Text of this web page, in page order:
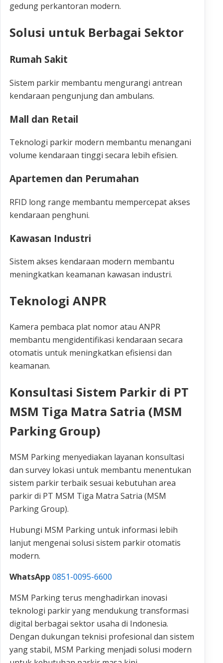
gedung perkantoran modern.
Solusi untuk Berbagai Sektor
Rumah Sakit
Sistem parkir membantu mengurangi antrean
kendaraan pengunjung dan ambulans.
Mall dan Retail
Teknologi parkir modern membantu menangani
volume kendaraan tinggi secara lebih efisien.
Apartemen dan Perumahan
RFID long range membantu mempercepat akses
kendaraan penghuni.
Kawasan Industri
Sistem akses kendaraan modern membantu
meningkatkan keamanan kawasan industri.
Teknologi ANPR
Kamera pembaca plat nomor atau ANPR
membantu mengidentifikasi kendaraan secara
otomatis untuk meningkatkan efisiensi dan
keamanan.
Konsultasi Sistem Parkir di PT
MSM Tiga Matra Satria (MSM
Parking Group)
MSM Parking menyediakan layanan konsultasi
dan survey lokasi untuk membantu menentukan
sistem parkir terbaik sesuai kebutuhan area
parkir di PT MSM Tiga Matra Satria (MSM
Parking Group).
Hubungi MSM Parking untuk informasi lebih
lanjut mengenai solusi sistem parkir otomatis
modern.
WhatsApp 0851-0095-6600
MSM Parking terus menghadirkan inovasi
teknologi parkir yang mendukung transformasi
digital berbagai sektor usaha di Indonesia.
Dengan dukungan teknisi profesional dan sistem
yang stabil, MSM Parking menjadi solusi modern